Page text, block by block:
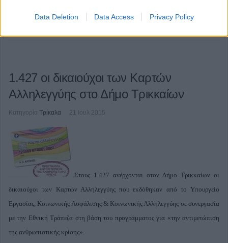
Data Deletion Data Access Privacy Policy
www.trikalacity.gr)ζητά ο Δήμος Τρικκαίων.
1.427 οι δικαιούχοι των Καρτών
Αλληλεγγύης στο Δήμο Τρικκαίων
Κατηγορία Τρίκαλα 21 Ιουλ 2015
Στους 1.427 ανέρχονται στον Δήμο Τρικκαίων οι
δικαιούχοι των Καρτών Αλληλεγγύης που εκδόθηκαν από το Υπουργείο
Εργασίας, Κοινωνικής Ασφάλισης & Κοινωνικής Αλληλεγγύης σε συνεργασία
με την Εθνική Τράπεζα στη βάση του προγράμματος για «την αντιμετώπιση
της ανθρωπιστικής κρίσης».